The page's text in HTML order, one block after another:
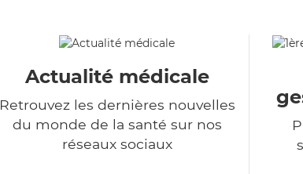
Actualité médicale
Retrouvez les dernières nouvelles
du monde de la santé sur nos
réseaux sociaux